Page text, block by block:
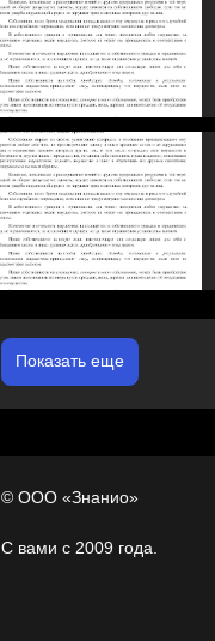
Показать еще
© ООО «Знанио»
С вами с 2009 года.